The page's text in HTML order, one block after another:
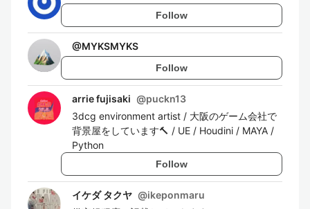
Follow
@MYKSMYKS
Follow
arrie fujisaki @puckn13
3dcg environment artist / 大阪のゲーム会社で
背景屋をしています🔨 / UE / Houdini / MAYA /
Python
Follow
イケダ タクヤ @ikeponmaru